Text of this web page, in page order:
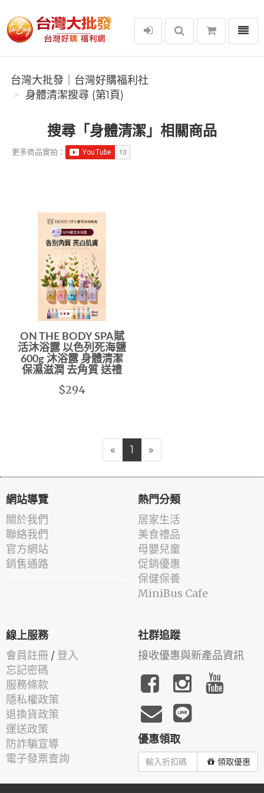
台灣大批發｜台灣好購福利社
選單
台灣大批發｜台灣好購福利社
身體清潔搜尋 (第1頁)
搜尋「身體清潔」相關商品
更多商品實拍：
ON THE BODY SPA賦
活沐浴露 以色列死海鹽
600g 沐浴露 身體清潔
保濕滋潤 去角質 送禮
$294
« 1 »
網站導覽
關於我們
聯絡我們
官方網站
銷售通路
熱門分類
居家生活
美食禮品
母嬰兒童
促銷優惠
保健保養
MiniBus Cafe
線上服務
會員註冊 / 登入
忘記密碼
服務條款
隱私權政策
退換貨政策
運送政策
防詐騙宣導
電子發票查詢
社群追蹤
接收優惠與新產品資訊
優惠領取
領取優惠